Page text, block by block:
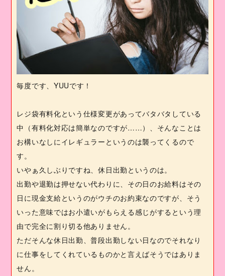
毎度です、 YUUです！
レジ袋有料化という仕様変更があってバタバタしている
中（有料化対応は簡単なのですが……）、そんなことは
お構いなしにイレギュラーというのは襲ってくるので
す。
いやぁ久しぶりですね、休日出勤というのは。
出勤や退勤は押せない代わりに、その日のお給料はその
日に現金支給というのがウチのお約束なのですが、そう
いった意味ではお小遣いがもらえる感じがするという理
由で完全に割り切る他ありません。
ただそんな休日出勤、普段出勤しない日なのでそれなり
に仕事をしてくれているものかと言えばそうではありま
せん。